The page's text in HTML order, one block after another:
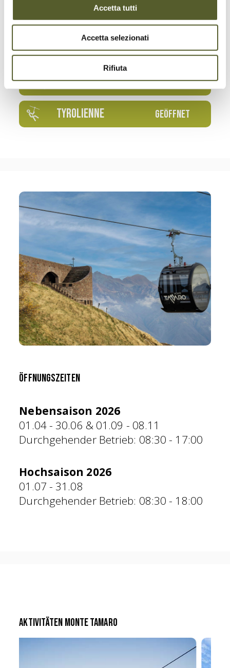
Accetta tutti
Accetta selezionati
Rifiuta
RESTAURANT ALPE
FOPPA
SEILPARK GEÖFFNET
RODELBAHN GEÖFFNET
TYROLIENNE GEÖFFNET
Öffnungszeiten
Nebensaison 2026
01.04 - 30.06 & 01.09 - 08.11
Durchgehender Betrieb: 08:30 - 17:00
Hochsaison 2026
01.07 - 31.08
Durchgehender Betrieb: 08:30 - 18:00
Aktivitäten Monte Tamaro